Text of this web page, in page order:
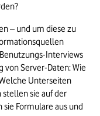
– und um diese zu
Interviews
von Server-Daten: Wie
Unterseiten
stellen sie auf der
sie Formulare aus und